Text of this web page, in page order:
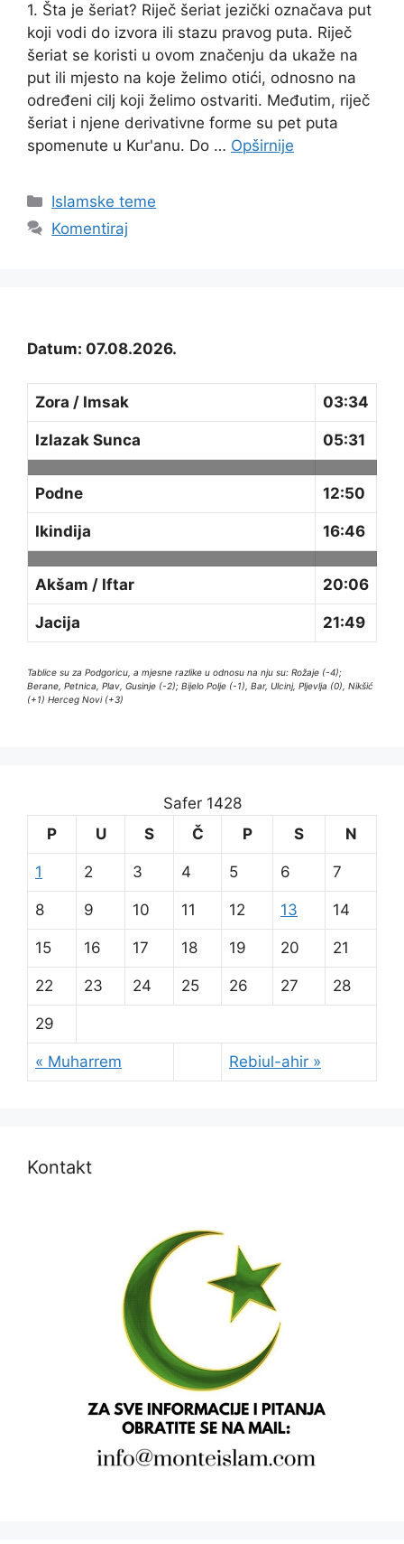
1. Šta je šeriat? Riječ šeriat jezički označava put
koji vodi do izvora ili stazu pravog puta. Riječ
šeriat se koristi u ovom značenju da ukaže na
put ili mjesto na koje želimo otići, odnosno na
određeni cilj koji želimo ostvariti. Međutim, riječ
šeriat i njene derivativne forme su pet puta
spomenute u Kur'anu. Do … Opširnije
Kategorije
Islamske teme
Komentiraj
Datum: 07.08.2026.
Zora / Imsak 03:34
Izlazak Sunca 05:31
Podne 12:50
Ikindija 16:46
Akšam / Iftar 20:06
Jacija 21:49
Tablice su za Podgoricu, a mjesne razlike u odnosu na nju su: Rožaje (-4);
Berane, Petnica, Plav, Gusinje (-2); Bijelo Polje (-1), Bar, Ulcinj, Pljevlja (0), Nikšić
(+1) Herceg Novi (+3)
Safer 1428
P
U S Č P S N
« Muharrem Rebiul-ahir »
1 2 3 4 5 6 7
8 9 10 11 12 13 14
15 16 17 18 19 20 21
22 23 24 25 26 27 28
29
Kontakt